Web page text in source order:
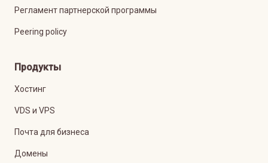
Регламент партнерской программы
Peering policy
Продукты
Хостинг
VDS и VPS
Почта для бизнеса
Домены